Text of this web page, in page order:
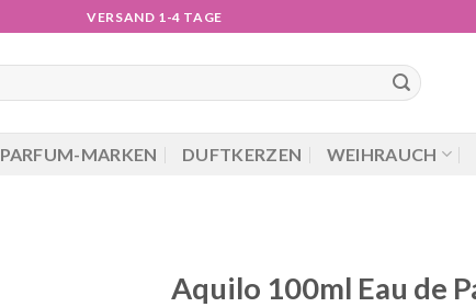
VERSAND 1-4 TAGE
PARFUM-MARKEN DUFTKERZEN WEIHRAUCH
Aquilo 100ml Eau de